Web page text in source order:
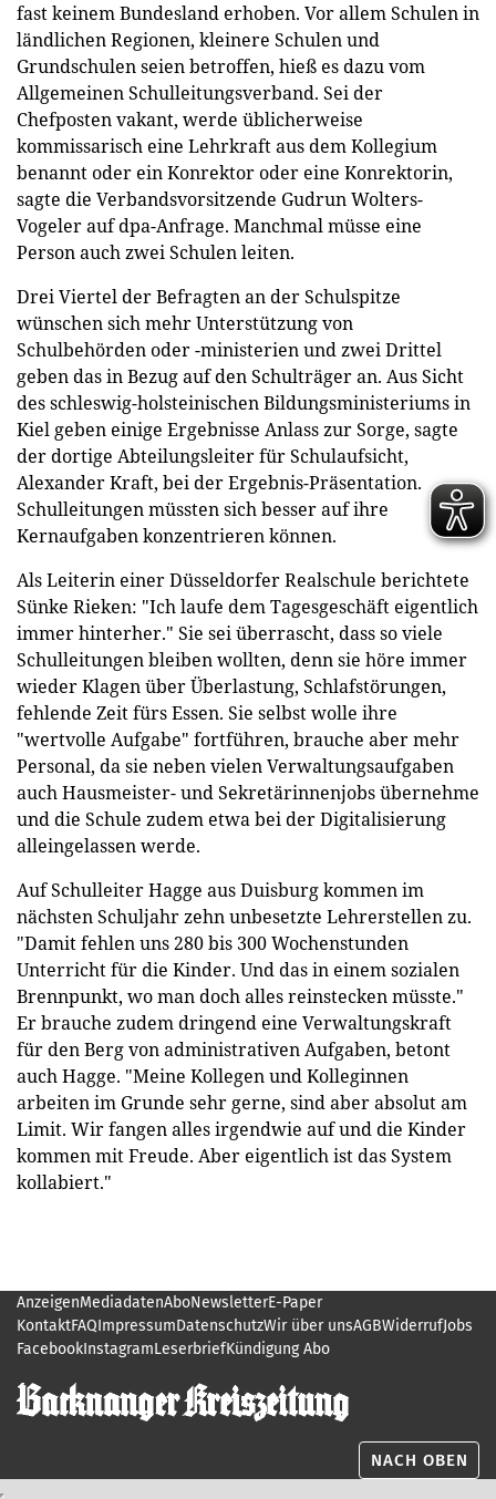
fast keinem Bundesland erhoben. Vor allem Schulen in
ländlichen Regionen, kleinere Schulen und
Grundschulen seien betroffen, hieß es dazu vom
Allgemeinen Schulleitungsverband. Sei der
Chefposten vakant, werde üblicherweise
kommissarisch eine Lehrkraft aus dem Kollegium
benannt oder ein Konrektor oder eine Konrektorin,
sagte die Verbandsvorsitzende Gudrun Wolters-
Vogeler auf dpa-Anfrage. Manchmal müsse eine
Person auch zwei Schulen leiten.
Drei Viertel der Befragten an der Schulspitze
wünschen sich mehr Unterstützung von
Schulbehörden oder -ministerien und zwei Drittel
geben das in Bezug auf den Schulträger an. Aus Sicht
des schleswig-holsteinischen Bildungsministeriums in
Kiel geben einige Ergebnisse Anlass zur Sorge, sagte
der dortige Abteilungsleiter für Schulaufsicht,
Alexander Kraft, bei der Ergebnis-Präsentation.
Schulleitungen müssten sich besser auf ihre
Kernaufgaben konzentrieren können.
Als Leiterin einer Düsseldorfer Realschule berichtete
Sünke Rieken: "Ich laufe dem Tagesgeschäft eigentlich
immer hinterher." Sie sei überrascht, dass so viele
Schulleitungen bleiben wollten, denn sie höre immer
wieder Klagen über Überlastung, Schlafstörungen,
fehlende Zeit fürs Essen. Sie selbst wolle ihre
"wertvolle Aufgabe" fortführen, brauche aber mehr
Personal, da sie neben vielen Verwaltungsaufgaben
auch Hausmeister- und Sekretärinnenjobs übernehme
und die Schule zudem etwa bei der Digitalisierung
alleingelassen werde.
Auf Schulleiter Hagge aus Duisburg kommen im
nächsten Schuljahr zehn unbesetzte Lehrerstellen zu.
"Damit fehlen uns 280 bis 300 Wochenstunden
Unterricht für die Kinder. Und das in einem sozialen
Brennpunkt, wo man doch alles reinstecken müsste."
Er brauche zudem dringend eine Verwaltungskraft
für den Berg von administrativen Aufgaben, betont
auch Hagge. "Meine Kollegen und Kolleginnen
arbeiten im Grunde sehr gerne, sind aber absolut am
Limit. Wir fangen alles irgendwie auf und die Kinder
kommen mit Freude. Aber eigentlich ist das System
kollabiert."
AnzeigenMediadatenAboNewsletterE-Paper
KontaktFAQImpressumDatenschutzWir über unsAGBWiderrufJobs
FacebookInstagramLeserbriefKündigung Abo
NACH OBEN